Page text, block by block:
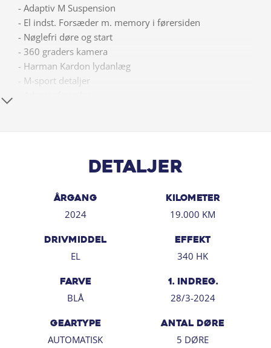
- Adaptiv M Suspension
- El indst. Forsæder m. memory i førersiden
- Nøglefri døre og start
- 360 graders kamera
- Harman Kardon lydanlæg
- M-sport detaljer
✅ Vi tager gerne din nuværende bil i bytte
✅ Gør ligesom mange andre af vores kunder - få en
Lørdag-søndag: 11:00 - 16:00 (lukket lørdage i
Detaljer
ÅRGANG
2024
KILOMETER
19.000 KM
DRIVMIDDEL
EL
EFFEKT
340 HK
FARVE
BLÅ
1. INDREG.
28/3-2024
GEARTYPE
AUTOMATISK
ANTAL DØRE
5 DØRE